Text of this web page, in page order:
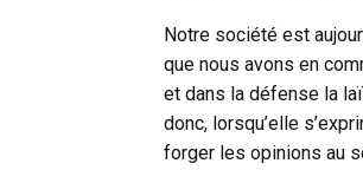
Notre société est
que nous avons en
et dans la défense la
donc, lorsqu’elle
forger les opinions au